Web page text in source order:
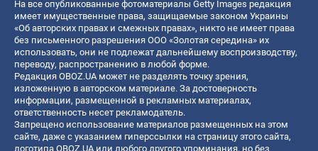
На все опубликованные фотоматериалы Getty Images редакция
имеет имущественные права, защищаемые законом Украины
«Об авторских правах и смежных правах», никто не имеет права
без письменного разрешения ООО «Золотая середина» их
использовать, они не подлежат дальнейшему воспроизводству,
переводу, распространению в любой форме.
Редакция OBOZ.UA может не разделять точку зрения,
изложенную в авторском материале. За достоверность
информации, размещенной в рекламных материалах,
ответственность несет рекламодатель.
Запрещено использование материалов размещенных на этом
сайте, даже с указанием гиперссылки на страницу этого сайта,
логотипа OBOZ.UA или любого другого упоминания, но без